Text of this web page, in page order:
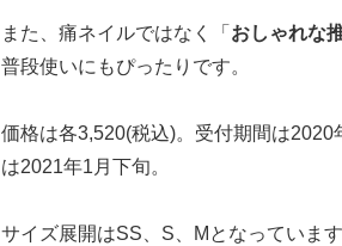
また、痛ネイルではなく「 おしゃれな
普段使いにもぴったりです。
価格は各3,520(税込)。受付期間は
は2021年1月下旬。
サイズ展開はSS、S、Mとなっていま